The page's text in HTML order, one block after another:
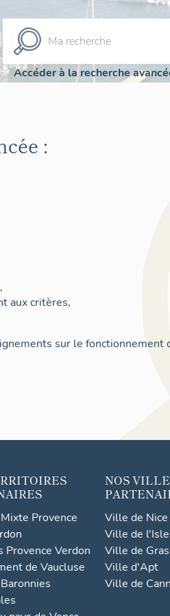
Accéder à la recherche
:
aux critères,
sur le fonctionnement
Provence
Provence Verdon
de Vaucluse
NOS
Ville de Nice
Ville de
Ville de
Ville d'Apt
Ville de